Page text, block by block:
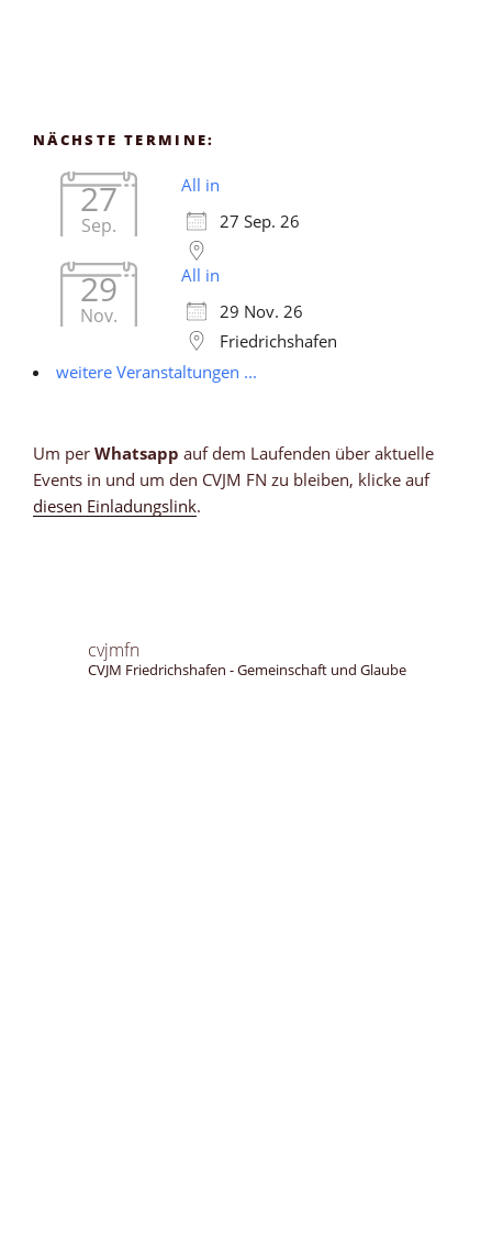
NÄCHSTE TERMINE:
27
Sep.
All in
27 Sep. 26
29
Nov.
All in
29 Nov. 26
Friedrichshafen
weitere Veranstaltungen ...
Um per Whatsapp auf dem Laufenden über aktuelle
Events in und um den CVJM FN zu bleiben, klicke auf
diesen Einladungslink.
cvjmfn
CVJM Friedrichshafen - Gemeinschaft und Glaube